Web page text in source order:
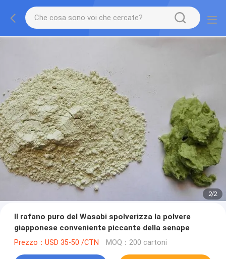
2/2
Il rafano puro del Wasabi spolverizza la polvere
giapponese conveniente piccante della senape
Prezzo：USD 35-50 /CTN MOQ：200 cartoni